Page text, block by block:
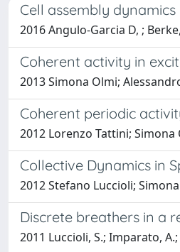
Cell assembly
2016 Angulo-Garcia D, ;
Coherent activity in
2013 Simona Olmi;
Coherent periodic
2012 Lorenzo Tattini;
Collective Dynamics in
2012 Stefano Luccioli;
Discrete breathers in a
2011 Luccioli, S.; Imparato,